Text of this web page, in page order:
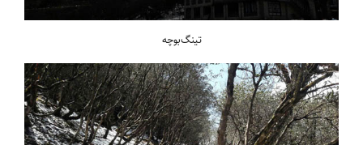
تینگ‌بوچه